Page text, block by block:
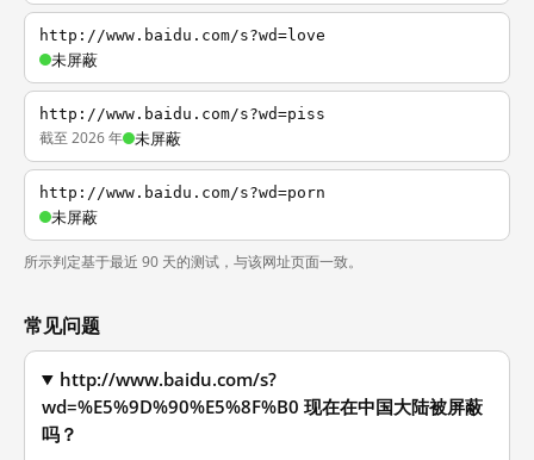
http://www.baidu.com/s?wd=love
未屏蔽
http://www.baidu.com/s?wd=piss
截至 2026 年 未屏蔽
http://www.baidu.com/s?wd=porn
未屏蔽
所示判定基于最近 90 天的测试，与该网址页面一致。
常见问题
http://www.baidu.com/s?
wd=%E5%9D%90%E5%8F%B0 现在在中国大陆被屏蔽
吗？